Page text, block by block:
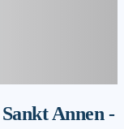
Annen -